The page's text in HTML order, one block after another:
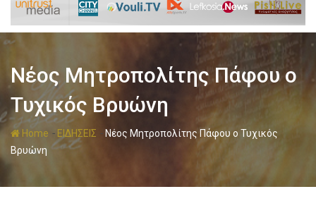
Νέος Μητροπολίτης Πάφου ο
Τυχικός Βρυώνη
Home - ΕΙΔΗΣΕΙΣ -Νέος Μητροπολίτης Πάφου ο Τυχικός
Βρυώνη